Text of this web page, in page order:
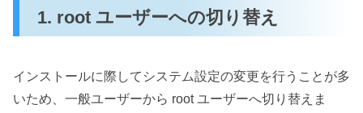
1. root ユーザーへの切り替え
インストールに際してシステム設定の変更を行うことが多
いため、一般ユーザーから root ユーザーへ切り替えま